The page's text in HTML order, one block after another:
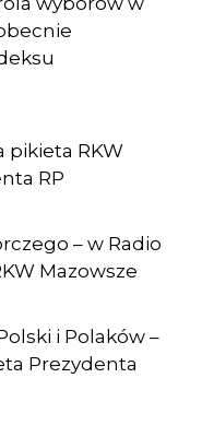
pikieta RKW
RP
– w Radio
Mazowsze
i Polaków –
Prezydenta